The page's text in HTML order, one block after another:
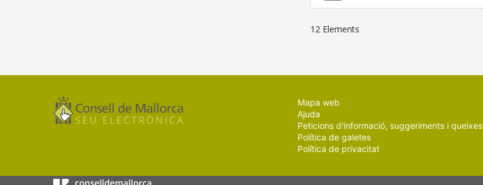
12 Elements
Mapa web
Ajuda
Peticions d'informació, suggeriments i queixes
Política de galetes
Política de privacitat